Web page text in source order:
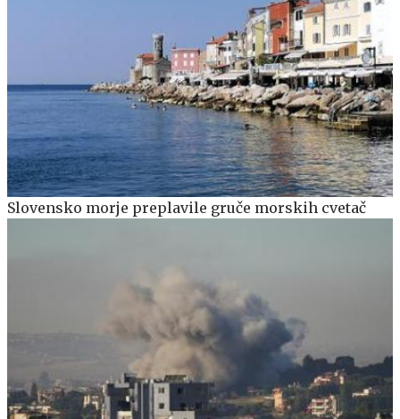
Slovensko morje preplavile gruče morskih cvetač